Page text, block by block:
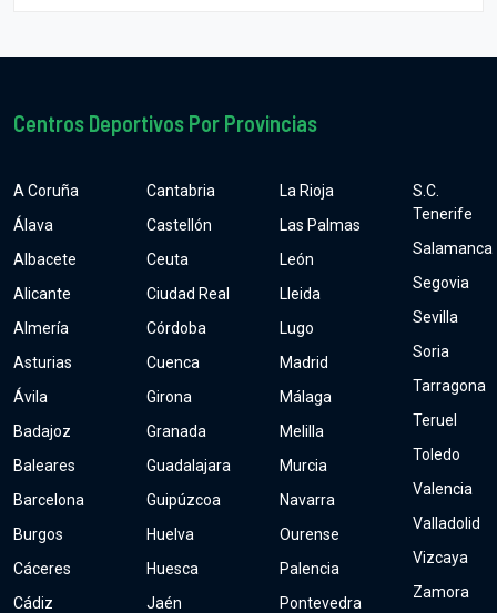
Centros Deportivos Por Provincias
A Coruña
Álava
Albacete
Alicante
Almería
Asturias
Ávila
Badajoz
Baleares
Barcelona
Burgos
Cáceres
Cádiz
Cantabria
Castellón
Ceuta
Ciudad Real
Córdoba
Cuenca
Girona
Granada
Guadalajara
Guipúzcoa
Huelva
Huesca
Jaén
La Rioja
Las Palmas
León
Lleida
Lugo
Madrid
Málaga
Melilla
Murcia
Navarra
Ourense
Palencia
Pontevedra
S.C.
Tenerife
Salamanca
Segovia
Sevilla
Soria
Tarragona
Teruel
Toledo
Valencia
Valladolid
Vizcaya
Zamora